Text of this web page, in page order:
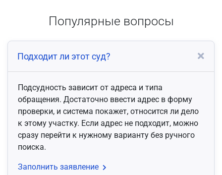
Популярные вопросы
Подходит ли этот суд?
Подсудность зависит от адреса и типа
обращения. Достаточно ввести адрес в форму
проверки, и система покажет, относится ли дело
к этому участку. Если адрес не подходит, можно
сразу перейти к нужному варианту без ручного
поиска.
Заполнить заявление